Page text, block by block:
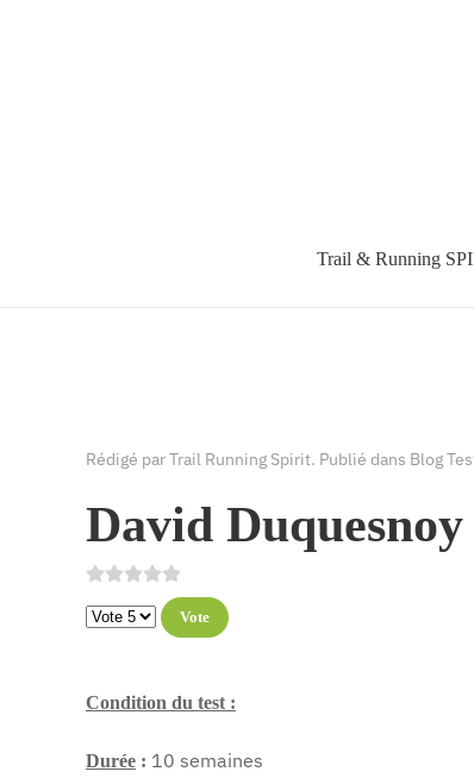
Trail & Running
Rédigé par Trail Running Spirit. Publié dans Blog
David
Veuillez voter
Condition du test :
Durée : 10 semaines